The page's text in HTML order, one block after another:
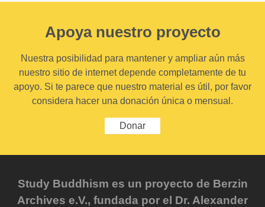
Apoya nuestro proyecto
Nuestra posibilidad para mantener y ampliar aún más
nuestro sitio de internet depende completamente de tu
apoyo. Si te parece que nuestro material es útil, por favor
considera hacer una donación única o mensual.
Donar
Study Buddhism es un proyecto de Berzin
Archives e.V., fundada por el Dr. Alexander